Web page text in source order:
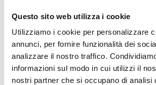
Questo sito web utilizza i cookie
Utilizziamo i cookie per personalizzare
annunci, per fornire funzionalità dei
analizzare il nostro traffico.
informazioni sul modo in cui utilizzi il
nostri partner che si occupano di analisi
WELFARE, SEAV ,
PUBBLICA
FINANZIAMENTI,LEVA
ANIMALI, AGENZIA
SOSTENIBILITA' ATTI